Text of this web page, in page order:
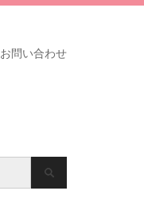
お問い合わせ